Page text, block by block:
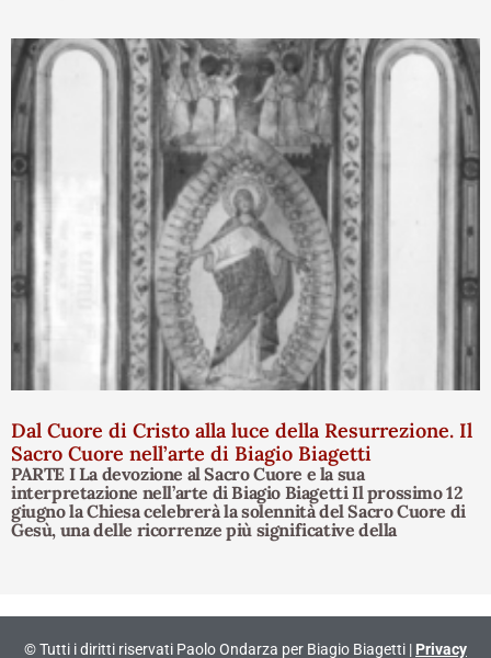
Dal Cuore di Cristo alla luce della Resurrezione. Il
Sacro Cuore nell’arte di Biagio Biagetti
PARTE I La devozione al Sacro Cuore e la sua
interpretazione nell’arte di Biagio Biagetti Il prossimo 12
giugno la Chiesa celebrerà la solennità del Sacro Cuore di
Gesù, una delle ricorrenze più significative della
© Tutti i diritti riservati Paolo Ondarza per Biagio Biagetti | Privacy